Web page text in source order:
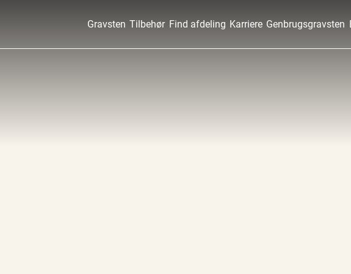
Gravsten Tilbehør Find afdeling Karriere Genbrugsgravsten